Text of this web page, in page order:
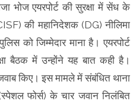
भोज एयरपोर्ट की सुरक्षा में सेंध के
की महानिदेशक (DG) नीलिमा
को जिम्मेदार माना है। एयरपोर्ट
बैठक में उन्होंने यह बात कही है।
किए। इस मामले में संबंधित थाना
फोर्स) के चार जवान निलंबित